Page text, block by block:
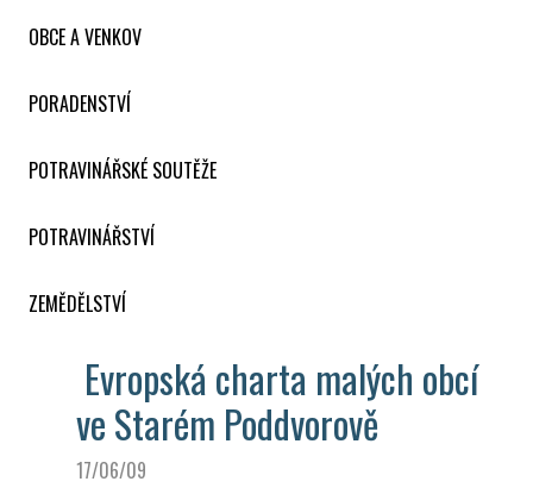
OBCE A VENKOV
PORADENSTVÍ
POTRAVINÁŘSKÉ SOUTĚŽE
POTRAVINÁŘSTVÍ
ZEMĚDĚLSTVÍ
Evropská charta malých obcí
ve Starém Poddvorově
17/06/09